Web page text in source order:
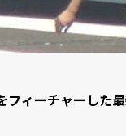
フィーチャーした